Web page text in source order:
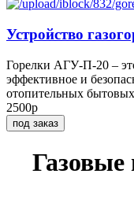
Устройство
Горелки АГУ-П-20 –
эффективное и
отопительных
2500р
под заказ
Газовые